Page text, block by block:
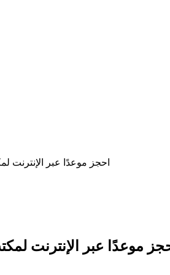
احجز موعدًا عبر الإنترنت
موعدًا عبر الإنترنت